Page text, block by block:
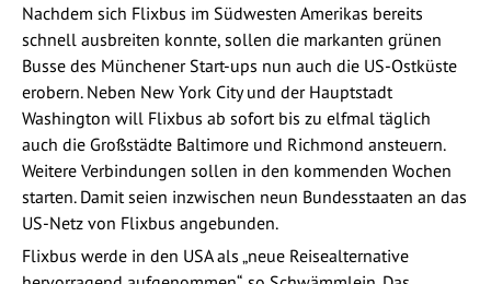
Nachdem sich Flixbus im Südwesten Amerikas bereits
schnell ausbreiten konnte, sollen die markanten grünen
Busse des Münchener Start-ups nun auch die US-Ostküste
erobern. Neben New York City und der Hauptstadt
Washington will Flixbus ab sofort bis zu elfmal täglich
auch die Großstädte Baltimore und Richmond ansteuern.
Weitere Verbindungen sollen in den kommenden Wochen
starten. Damit seien inzwischen neun Bundesstaaten an das
US-Netz von Flixbus angebunden.
Flixbus werde in den USA als „neue Reisealternative